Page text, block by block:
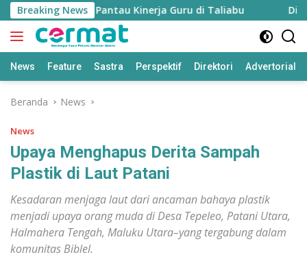
Langsung
ke
konten
Breaking News
untuk Pantau Kinerja Guru di Taliabu Disdik
News Feature Sastra Perspektif Direktori Advertorial
Beranda News
News
Upaya Menghapus Derita Sampah
Plastik di Laut Patani
Kesadaran menjaga laut dari ancaman bahaya plastik
menjadi upaya orang muda di Desa Tepeleo, Patani Utara,
Halmahera Tengah, Maluku Utara–yang tergabung dalam
komunitas Biblel.